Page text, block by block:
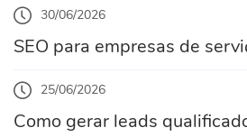
30/06/2026
SEO para empresas de
25/06/2026
Como gerar leads